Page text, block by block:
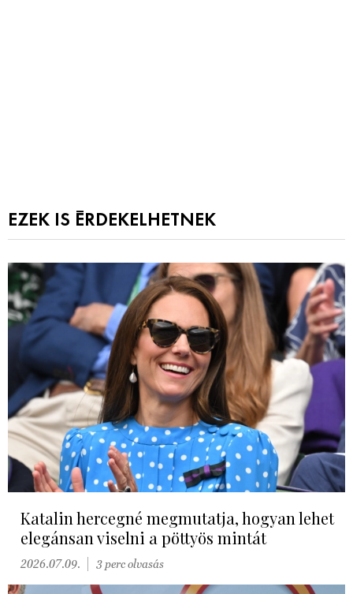
EZEK IS ÉRDEKELHETNEK
Katalin hercegné megmutatja, hogyan lehet
elegánsan viselni a pöttyös mintát
2026.07.09. 3 perc olvasás